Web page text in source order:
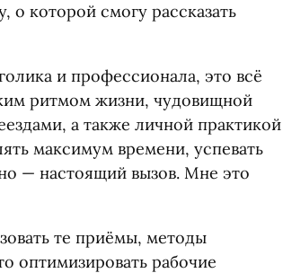
о которой смогу рассказать
и профессионала, это всё
ритмом жизни, чудовищной
а также личной практикой
максимум времени, успевать
— настоящий вызов. Мне это
те приёмы, методы
оптимизировать рабочие